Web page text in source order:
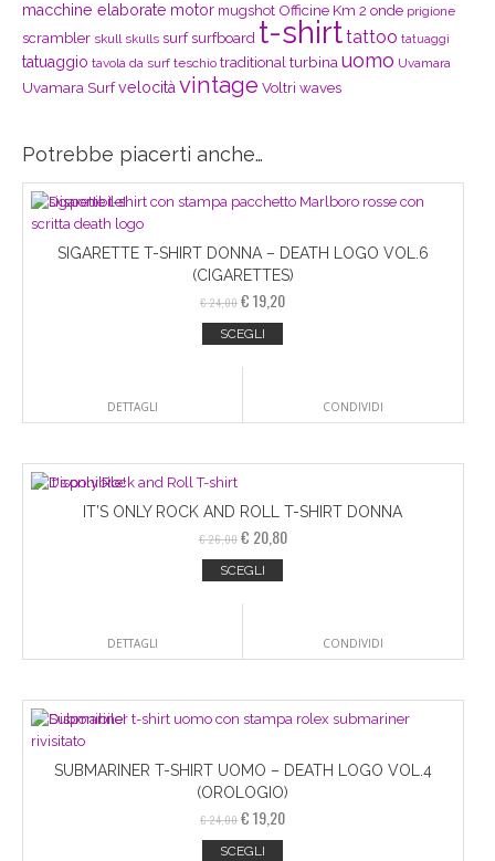
macchine elaborate motor mugshot Officine Km 2 onde prigione
scrambler skull skulls surf surfboard t-shirttattoo tatuaggi
tatuaggio tavola da surf teschio traditional turbinauomo Uvamara
Uvamara Surf velocitàvintage Voltri waves
Potrebbe piacerti anche…
SIGARETTE T-SHIRT DONNA – DEATH LOGO VOL.6
(CIGARETTES)
€24,00 €19,20
SCEGLI
DETTAGLI CONDIVIDI
IT’S ONLY ROCK AND ROLL T-SHIRT DONNA
€26,00 € 20,80
SCEGLI
DETTAGLI CONDIVIDI
SUBMARINER T-SHIRT UOMO – DEATH LOGO VOL.4
(OROLOGIO)
€24,00 €19,20
SCEGLI